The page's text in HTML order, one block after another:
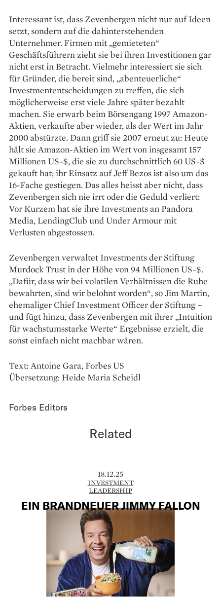
Interessant ist, dass Zevenbergen nicht nur auf Ideen
setzt, sondern auf die dahinterstehenden
Unternehmer. Firmen mit „gemieteten“
Geschäftsführern zieht sie bei ihren Investitionen gar
nicht erst in Betracht. Vielmehr interessiert sie sich
für Gründer, die bereit sind, „abenteuerliche“
Investmententscheidungen zu treffen, die sich
möglicherweise erst viele Jahre später bezahlt
machen. Sie erwarb beim Börsengang 1997 Amazon-
Aktien, verkaufte aber wieder, als der Wert im Jahr
2000 abstürzte. Dann griff sie 2007 erneut zu: Heute
hält sie Amazon-Aktien im Wert von insgesamt 157
Millionen US-$, die sie zu durchschnittlich 60 US-$
gekauft hat; ihr Einsatz auf Jeff Bezos ist also um das
16-Fache gestiegen. Das alles heisst aber nicht, dass
Zevenbergen sich nie irrt oder die Geduld verliert:
Vor Kurzem hat sie ihre Investments an Pandora
Media, LendingClub und Under Armour mit
Verlusten abgestossen.
Zevenbergen verwaltet Investments der Stiftung
Murdock Trust in der Höhe von 94 Millionen US-$.
„Dafür, dass wir bei volatilen Verhältnissen die Ruhe
bewahrten, sind wir belohnt worden“, so Jim Martin,
ehemaliger Chief Investment Officer der Stiftung –
und fügt hinzu, dass Zevenbergen mit ihrer „Intuition
für wachstumsstarke Werte“ Ergebnisse erzielt, die
sonst einfach nicht machbar wären.
Text: Antoine Gara, Forbes US
Übersetzung: Heide Maria Scheidl
Forbes Editors
Related
18.12.25
INVESTMENT
LEADERSHIP
EIN BRANDNEUER JIMMY FALLON